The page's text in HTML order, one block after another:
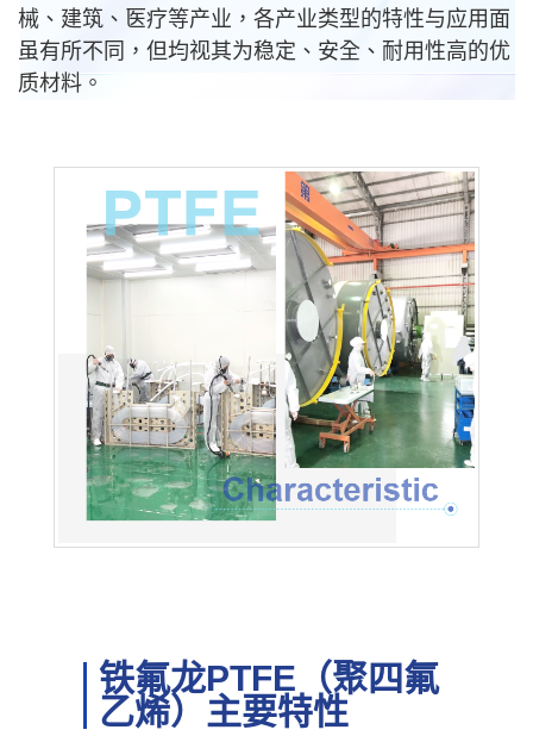
械、建筑、医疗等产业，各产业类型的特性与应用面
虽有所不同，但均视其为稳定、安全、耐用性高的优
质材料。
铁氟龙PTFE（聚四氟
乙烯）主要特性